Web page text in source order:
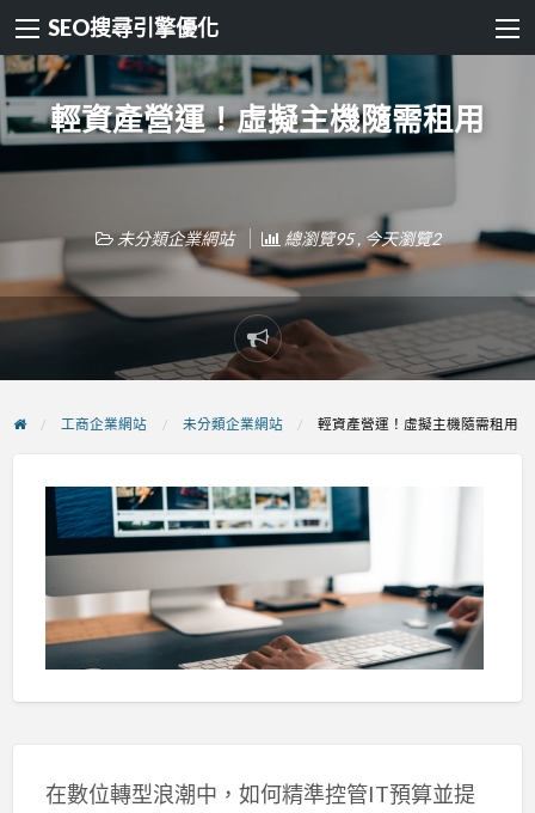
SEO搜尋引擎優化
輕資產營運！虛擬主機隨需租用
未分類企業網站 總瀏覽95 , 今天瀏覽2
Report
problem
工商企業網站 未分類企業網站 輕資產營運！虛擬主機隨需租用
在數位轉型浪潮中，如何精準控管IT預算並提